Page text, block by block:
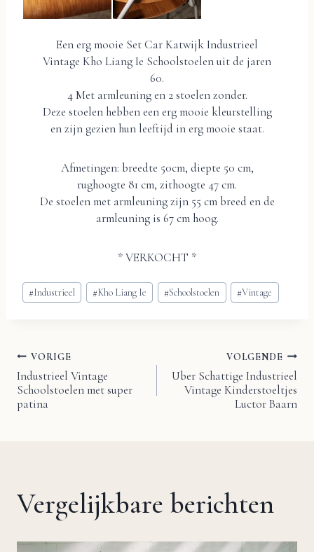
Een erg mooie Set Car Katwijk Industrieel
Vintage Kho Liang Ie Schoolstoelen uit de jaren
60.
4 Met armleuning en 2 stoelen zonder.
Deze stoelen hebben een erg mooie kleurstelling
en zijn gezien hun leeftijd in erg mooie staat.
Afmetingen: breedte 50cm, diepte 50 cm,
rughoogte 81 cm, zithoogte 47 cm.
De stoelen met armleuning zijn 55 cm breed en de
armleuning is 67 cm hoog.
* VERKOCHT *
Bericht
tags:
#Industrieel #Kho Liang Ie #Schoolstoelen #Vintage
Bericht
navigatie
VORIGE
Industrieel Vintage
Schoolstoelen met super
patina
VOLGENDE
Uber Schattige Industrieel
Vintage Kinderstoeltjes
Luctor Baarn
Vergelijkbare berichten